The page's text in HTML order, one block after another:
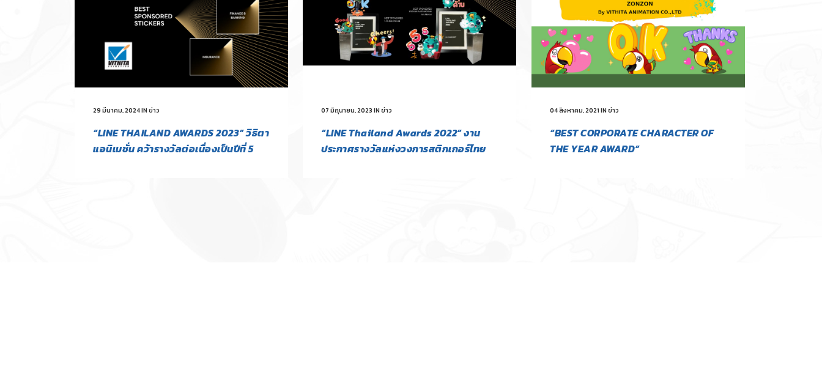
29 มีนาคม, 2024IN ข่าว
“LINE THAILAND AWARDS 2023” วิธิตา
แอนิเมชั่น คว้ารางวัลต่อเนื่องเป็นปีที่ 5
07 มิถุนายน, 2023 IN ข่าว
“LINE Thailand Awards 2022” งาน
ประกาศรางวัลแห่งวงการสติกเกอร์ไทย
04 สิงหาคม, 2021 IN ข่าว
“BEST CORPORATE CHARACTER OF
THE YEAR AWARD”